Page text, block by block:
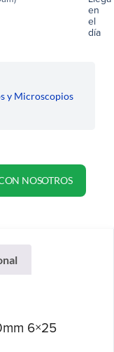
en
el
día
y Microscopios
NOSOTROS
6×25